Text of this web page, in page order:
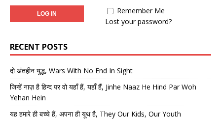
Remember Me
Lost your password?
RECENT POSTS
दो अंतहीन युद्ध, Wars With No End In Sight
जिन्हें नाज़ है हिन्द पर वो यहाँ हैं, यहाँ हैं, Jinhe Naaz He Hind Par Woh
Yehan Hein
यह हमारे ही बच्चे हैं, अपना ही यूथ है, They Our Kids, Our Youth